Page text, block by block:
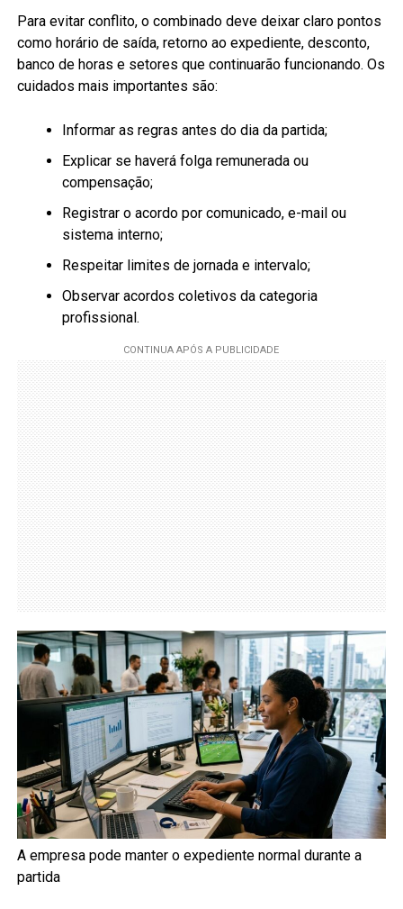
Para evitar conflito, o combinado deve deixar claro pontos
como horário de saída, retorno ao expediente, desconto,
banco de horas e setores que continuarão funcionando. Os
cuidados mais importantes são:
Informar as regras antes do dia da partida;
Explicar se haverá folga remunerada ou
compensação;
Registrar o acordo por comunicado, e-mail ou
sistema interno;
Respeitar limites de jornada e intervalo;
Observar acordos coletivos da categoria
profissional.
A empresa pode manter o expediente normal durante a
partida